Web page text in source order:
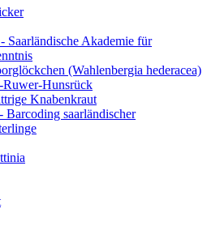
Saarländische Akademie für
(Wahlenbergia hederacea)
Ruwer-Hunsrück
Knabenkraut
Barcoding saarländischer